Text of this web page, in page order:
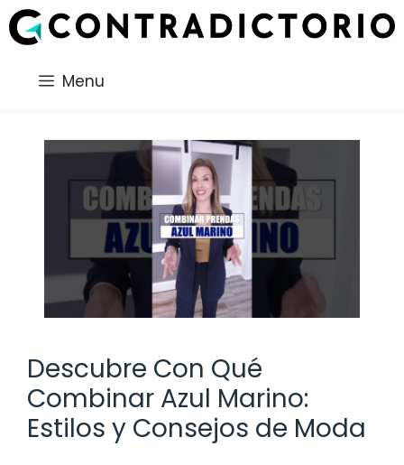
Saltar
al
Menu
Descubre Con Qué
Combinar Azul Marino:
Estilos y Consejos de Moda